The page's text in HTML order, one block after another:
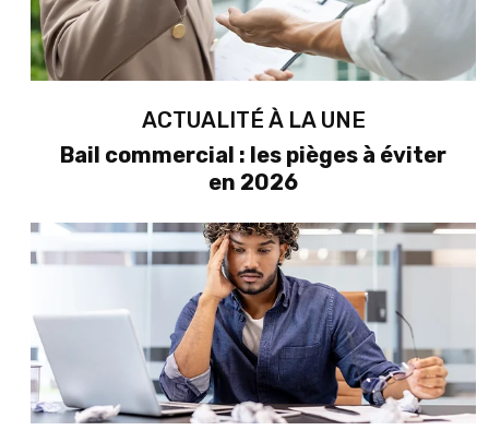
ACTUALITÉ À LA UNE
Bail commercial : les pièges à éviter
en 2026